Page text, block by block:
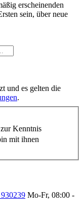
erscheinenden
sein, über neue
und es gelten die
.
zur Kenntnis
mit ihnen
Mo-Fr, 08:00 -